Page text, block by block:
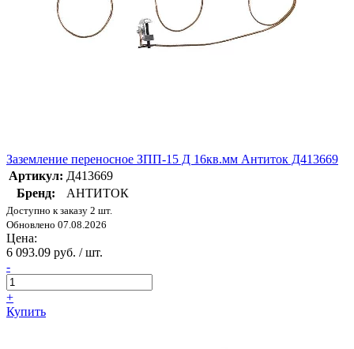
Заземление переносное ЗПП-15 Д 16кв.мм Антиток Д413669
Артикул: Д413669
Бренд:
АНТИТОК
Доступно к заказу 2 шт.
Обновлено 07.08.2026
Цена:
6 093.09 руб. / шт.
-
+
Купить